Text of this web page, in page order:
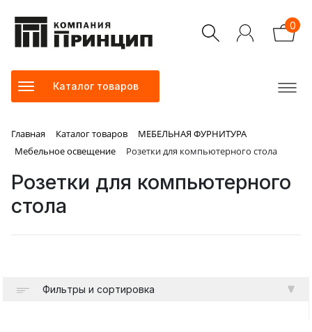
0
Каталог товаров
Главная Каталог товаров
МЕБЕЛЬНАЯ ФУРНИТУРА
Мебельное освещение
Розетки для компьютерного стола
Розетки для компьютерного
стола
Фильтры и сортировка